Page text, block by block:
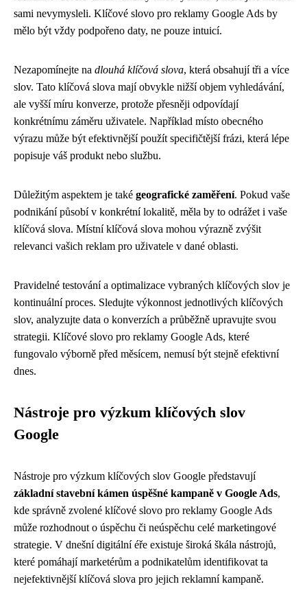
sami nevymysleli. Klíčové slovo pro reklamy Google Ads by
mělo být vždy podpořeno daty, ne pouze intuicí.
Nezapomínejte na dlouhá klíčová slova, která obsahují tři a více
slov. Tato klíčová slova mají obvykle nižší objem vyhledávání,
ale vyšší míru konverze, protože přesněji odpovídají
konkrétnímu záměru uživatele. Například místo obecného
výrazu může být efektivnější použít specifičtější frázi, která lépe
popisuje váš produkt nebo službu.
Důležitým aspektem je také geografické zaměření. Pokud vaše
podnikání působí v konkrétní lokalitě, měla by to odrážet i vaše
klíčová slova. Místní klíčová slova mohou výrazně zvýšit
relevanci vašich reklam pro uživatele v dané oblasti.
Pravidelné testování a optimalizace vybraných klíčových slov je
kontinuální proces. Sledujte výkonnost jednotlivých klíčových
slov, analyzujte data o konverzích a průběžně upravujte svou
strategii. Klíčové slovo pro reklamy Google Ads, které
fungovalo výborně před měsícem, nemusí být stejně efektivní
dnes.
Nástroje pro výzkum klíčových slov
Google
Nástroje pro výzkum klíčových slov Google představují
základní stavební kámen úspěšné kampaně v Google Ads,
kde správně zvolené klíčové slovo pro reklamy Google Ads
může rozhodnout o úspěchu či neúspěchu celé marketingové
strategie. V dnešní digitální éře existuje široká škála nástrojů,
které pomáhají marketérům a podnikatelům identifikovat ta
nejefektivnější klíčová slova pro jejich reklamní kampaně.